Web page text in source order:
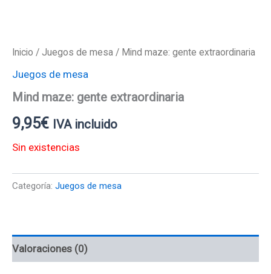
Inicio / Juegos de mesa / Mind maze: gente extraordinaria
Juegos de mesa
Mind maze: gente extraordinaria
9,95€ IVA incluido
Sin existencias
Categoría: Juegos de mesa
Valoraciones (0)